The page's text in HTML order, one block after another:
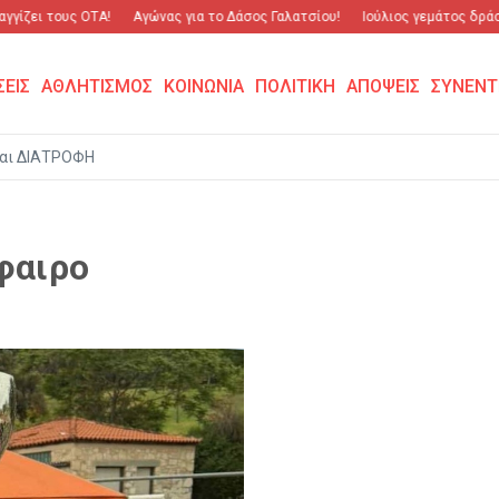
τους ΟΤΑ! Αγώνας για το Δάσος Γαλατσίου! Ιούλιος γεμάτος
ΑΘΛΗΤΙΣΜΟΣ ΚΟΙΝΩΝΙΑ ΠΟΛΙΤΙΚΗ ΑΠΟΨΕΙΣ
ΔΙΑΤΡΟΦΗ